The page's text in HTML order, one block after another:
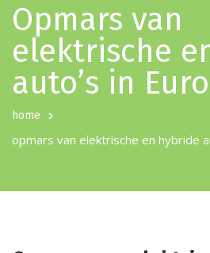
Opmars van
elektrische
auto’s in
home
opmars van elektrische en hybride